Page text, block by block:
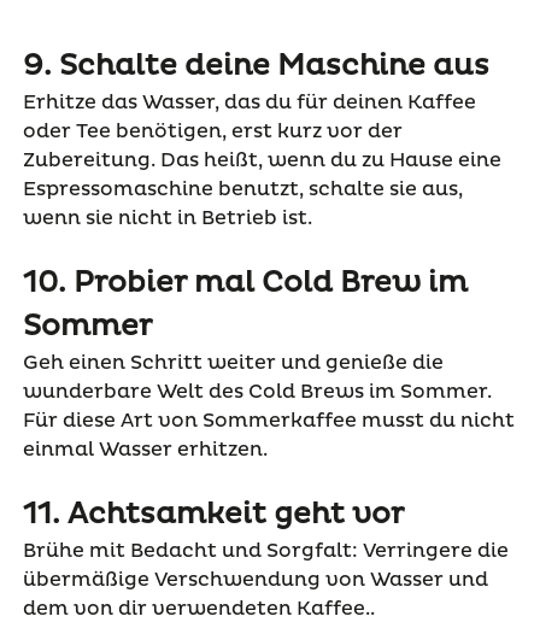
9. Schalte deine Maschine aus
Erhitze das Wasser, das du für deinen Kaffee
oder Tee benötigen, erst kurz vor der
Zubereitung. Das heißt, wenn du zu Hause eine
Espressomaschine benutzt, schalte sie aus,
wenn sie nicht in Betrieb ist.
10. Probier mal Cold Brew im
Sommer
Geh einen Schritt weiter und genieße die
wunderbare Welt des Cold Brews im Sommer.
Für diese Art von Sommerkaffee musst du nicht
einmal Wasser erhitzen.
11. Achtsamkeit geht vor
Brühe mit Bedacht und Sorgfalt: Verringere die
übermäßige Verschwendung von Wasser und
dem von dir verwendeten Kaffee..